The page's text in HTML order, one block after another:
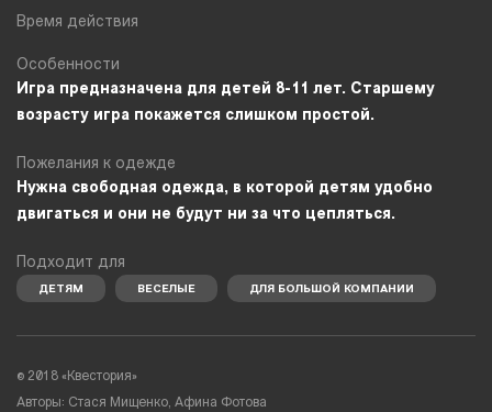
Время действия
Особенности
Игра предназначена для детей 8-11 лет. Старшему
возрасту игра покажется слишком простой.
Пожелания к одежде
Нужна свободная одежда, в которой детям удобно
двигаться и они не будут ни за что цепляться.
Подходит для
ДЕТЯМ ВЕСЕЛЫЕ ДЛЯ БОЛЬШОЙ КОМПАНИИ
© 2018 «Квестория»
Авторы: Стася Мищенко, Афина Фотова